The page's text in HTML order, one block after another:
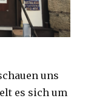
uns
es sich um